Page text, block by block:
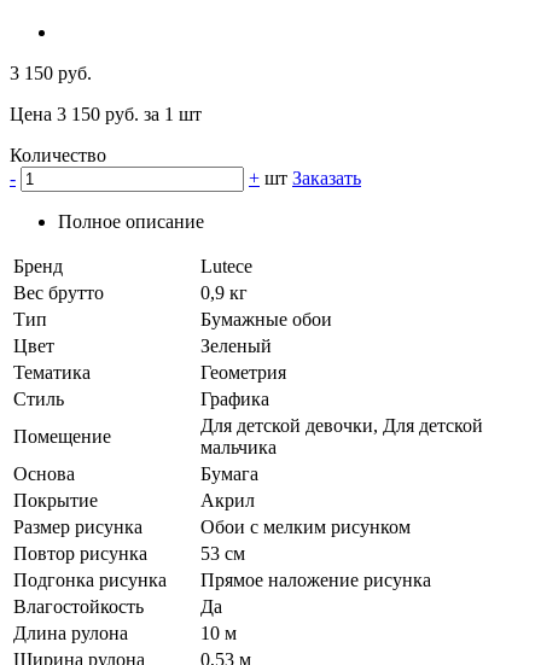
3 150 руб.
Цена 3 150 руб. за 1 шт
Количество
-
+ шт Заказать
Полное описание
Бренд
Lutece
Вес брутто
0,9 кг
Тип
Бумажные обои
Цвет
Зеленый
Тематика
Геометрия
Стиль
Графика
Помещение
Для детской девочки, Для детской
мальчика
Основа
Бумага
Покрытие
Акрил
Размер рисунка
Обои с мелким рисунком
Повтор рисунка
53 см
Подгонка рисунка
Прямое наложение рисунка
Влагостойкость
Да
Длина рулона
10 м
Ширина рулона
0,53 м